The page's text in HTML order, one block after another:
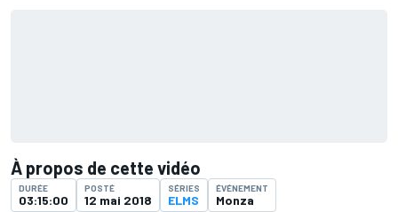
À propos de cette vidéo
DURÉE
03:15:00
POSTÉ
12 mai 2018
SÉRIES
ELMS
ÉVÉNEMENT
Monza